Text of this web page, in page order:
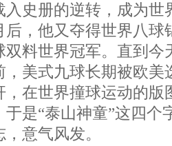
史册的逆转，成为世
后，他又夺得世界八球
双料世界冠军。直到今
，美式九球长期被欧美
，在世界撞球运动的版
是“泰山神童”这四个
意气风发。